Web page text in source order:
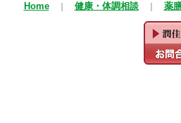
Home｜ 健康・体調相談｜ 薬